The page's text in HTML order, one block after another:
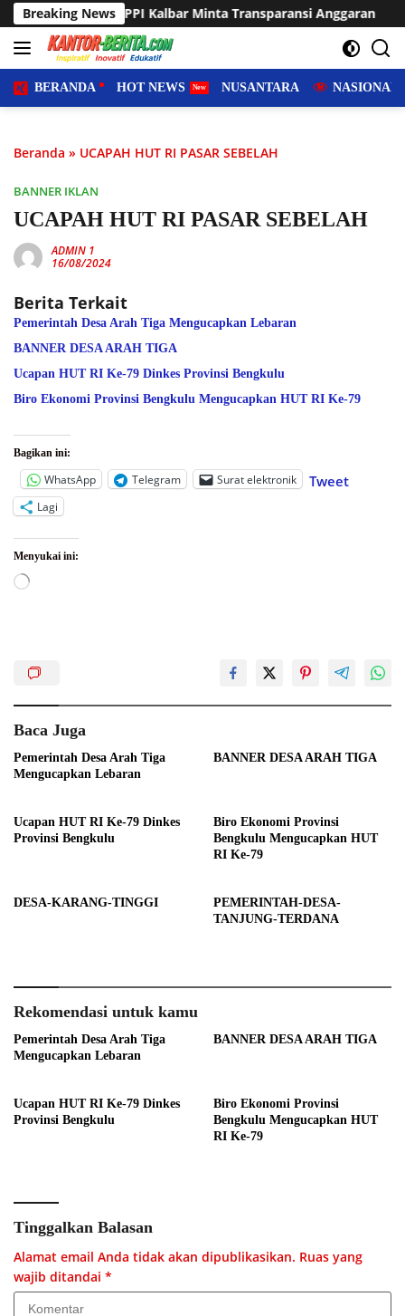
Langsung
ke
konten
Breaking News
Kalbar Minta Transparansi Anggaran Sering
BERANDA HOT NEWS NUSANTARA NASIONAL
Beranda » UCAPAH HUT RI PASAR SEBELAH
BANNER IKLAN
UCAPAH HUT RI PASAR SEBELAH
ADMIN 1
16/08/2024
Berita Terkait
Pemerintah Desa Arah Tiga Mengucapkan Lebaran
BANNER DESA ARAH TIGA
Ucapan HUT RI Ke-79 Dinkes Provinsi Bengkulu
Biro Ekonomi Provinsi Bengkulu Mengucapkan HUT RI Ke-79
Bagikan ini:
WhatsApp Telegram Surat elektronik Tweet
Lagi
Menyukai ini:
Memuat...
Baca Juga
Pemerintah Desa Arah Tiga
Mengucapkan Lebaran
BANNER DESA ARAH TIGA
Ucapan HUT RI Ke-79 Dinkes
Provinsi Bengkulu
Biro Ekonomi Provinsi
Bengkulu Mengucapkan HUT
RI Ke-79
DESA-KARANG-TINGGI
PEMERINTAH-DESA-
TANJUNG-TERDANA
Rekomendasi untuk kamu
Pemerintah Desa Arah Tiga
Mengucapkan Lebaran
BANNER DESA ARAH TIGA
Ucapan HUT RI Ke-79 Dinkes
Provinsi Bengkulu
Biro Ekonomi Provinsi
Bengkulu Mengucapkan HUT
RI Ke-79
Tinggalkan Balasan
Alamat email Anda tidak akan dipublikasikan. Ruas yang
wajib ditandai *